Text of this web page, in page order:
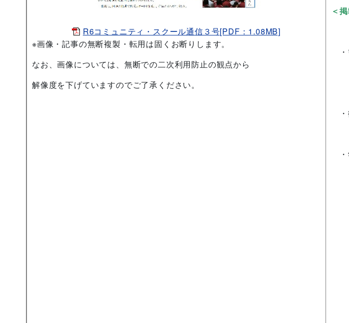
R6コミュニティ・スクール通信３号[PDF：1.08MB]
※画像・記事の無断複製・転用は固くお断りします。
なお、画像については、無断での二次利用防止の観点から
解像度を下げていますのでご了承ください。
＜
・
～
・
・